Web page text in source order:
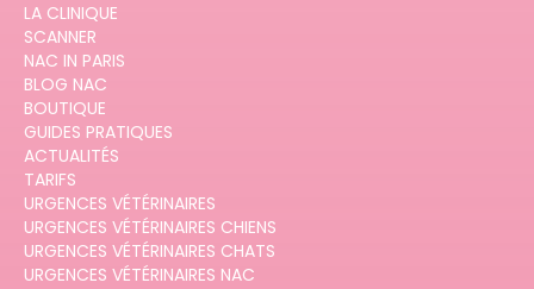
LA CLINIQUE
SCANNER
NAC IN PARIS
BLOG NAC
BOUTIQUE
GUIDES PRATIQUES
ACTUALITÉS
TARIFS
URGENCES VÉTÉRINAIRES
URGENCES VÉTÉRINAIRES CHIENS
URGENCES VÉTÉRINAIRES CHATS
URGENCES VÉTÉRINAIRES NAC